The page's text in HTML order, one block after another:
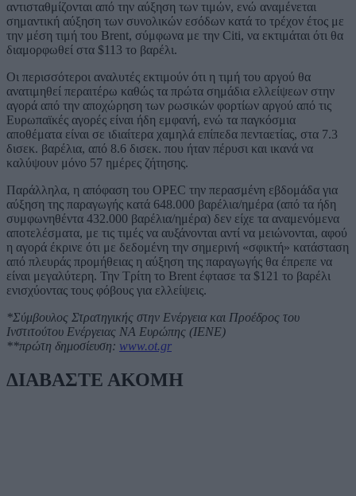
αντισταθμίζονται από την αύξηση των τιμών, ενώ αναμένεται
σημαντική αύξηση των συνολικών εσόδων κατά το τρέχον έτος με
την μέση τιμή του Brent, σύμφωνα με την Citi, να εκτιμάται ότι θα
διαμορφωθεί στα $113 το βαρέλι.
Οι περισσότεροι αναλυτές εκτιμούν ότι η τιμή του αργού θα
ανατιμηθεί περαιτέρω καθώς τα πρώτα σημάδια ελλείψεων στην
αγορά από την αποχώρηση των ρωσικών φορτίων αργού από τις
Ευρωπαϊκές αγορές είναι ήδη εμφανή, ενώ τα παγκόσμια
αποθέματα είναι σε ιδιαίτερα χαμηλά επίπεδα πενταετίας, στα 7.3
δισεκ. βαρέλια, από 8.6 δισεκ. που ήταν πέρυσι και ικανά να
καλύψουν μόνο 57 ημέρες ζήτησης.
Παράλληλα, η απόφαση του OPEC την περασμένη εβδομάδα για
αύξηση της παραγωγής κατά 648.000 βαρέλια/ημέρα (από τα ήδη
συμφωνηθέντα 432.000 βαρέλια/ημέρα) δεν είχε τα αναμενόμενα
αποτελέσματα, με τις τιμές να αυξάνονται αντί να μειώνονται, αφού
η αγορά έκρινε ότι με δεδομένη την σημερινή «σφικτή» κατάσταση
από πλευράς προμήθειας η αύξηση της παραγωγής θα έπρεπε να
είναι μεγαλύτερη. Την Τρίτη το Brent έφτασε τα $121 το βαρέλι
ενισχύοντας τους φόβους για ελλείψεις.
*Σύμβουλος Στρατηγικής στην Ενέργεια και Προέδρος του
Ινστιτούτου Ενέργειας ΝΑ Ευρώπης (ΙΕΝΕ)
**πρώτη δημοσίευση: www.ot.gr
ΔΙΑΒΑΣΤΕ ΑΚΟΜΗ